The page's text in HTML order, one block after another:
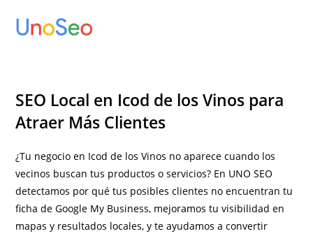
SEO Local en Icod de los Vinos para
Atraer Más Clientes
¿Tu negocio en Icod de los Vinos no aparece cuando los
vecinos buscan tus productos o servicios? En UNO SEO
detectamos por qué tus posibles clientes no encuentran tu
ficha de Google My Business, mejoramos tu visibilidad en
mapas y resultados locales, y te ayudamos a convertir